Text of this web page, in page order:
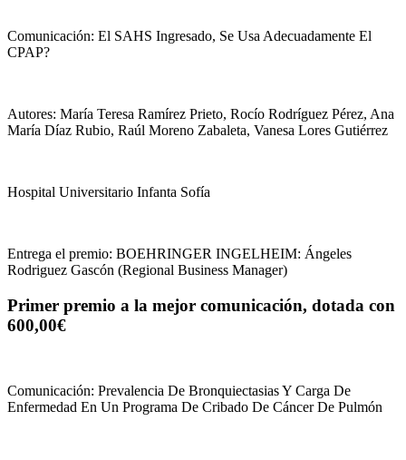
Comunicación: El SAHS Ingresado, Se Usa Adecuadamente El
CPAP?
Autores: María Teresa Ramírez Prieto, Rocío Rodríguez Pérez, Ana
María Díaz Rubio, Raúl Moreno Zabaleta, Vanesa Lores Gutiérrez
Hospital Universitario Infanta Sofía
Entrega el premio: BOEHRINGER INGELHEIM: Ángeles
Rodriguez Gascón (Regional Business Manager)
Primer premio a la mejor comunicación, dotada con
600,00€
Comunicación: Prevalencia De Bronquiectasias Y Carga De
Enfermedad En Un Programa De Cribado De Cáncer De Pulmón